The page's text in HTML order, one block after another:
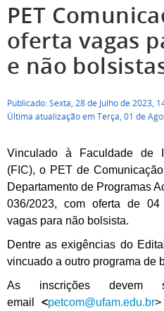
PET
oferta vagas
e não
Publicado: Sexta, 28 de Julho de 2023,
Última atualização em Terça, 01 de
Vinculado à Faculdade de
(FIC), o PET de
Departamento de Programas
036/2023, com oferta de 04
vagas para não bolsista.
Dentre as exigências do
vincuado a outro programa de
As inscrições devem
email<petcom@ufam.edu.br